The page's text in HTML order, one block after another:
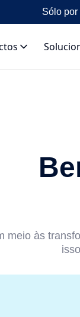
Sólo por
meio às